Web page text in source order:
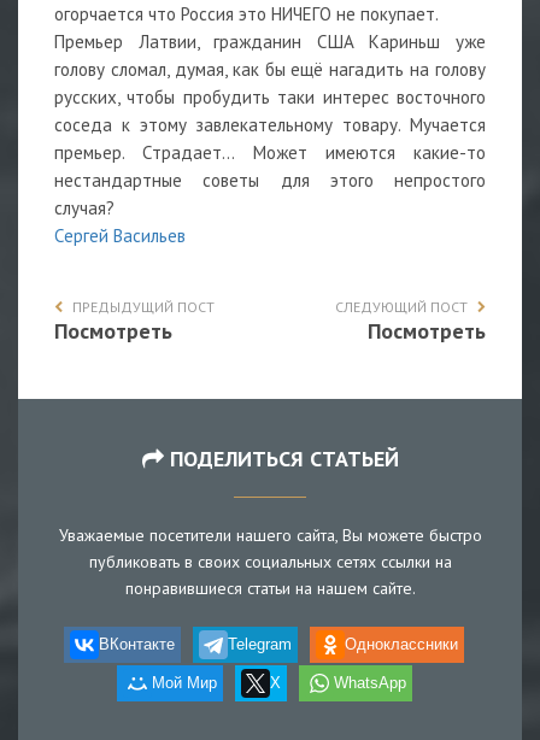
огорчается что Россия это НИЧЕГО не покупает.
Премьер Латвии, гражданин США Кариньш уже
голову сломал, думая, как бы ещё нагадить на голову
русских, чтобы пробудить таки интерес восточного
соседа к этому завлекательному товару. Мучается
премьер. Страдает... Может имеются какие-то
нестандартные советы для этого непростого
случая?
Сергей Васильев
ПРЕДЫДУЩИЙ ПОСТ
Посмотреть
СЛЕДУЮЩИЙ ПОСТ
Посмотреть
ПОДЕЛИТЬСЯ СТАТЬЕЙ
Уважаемые посетители нашего сайта, Вы можете быстро
публиковать в своих социальных сетях ссылки на
понравившиеся статьи на нашем сайте.
ВКонтакте Telegram Одноклассники
Мой Мир X WhatsApp